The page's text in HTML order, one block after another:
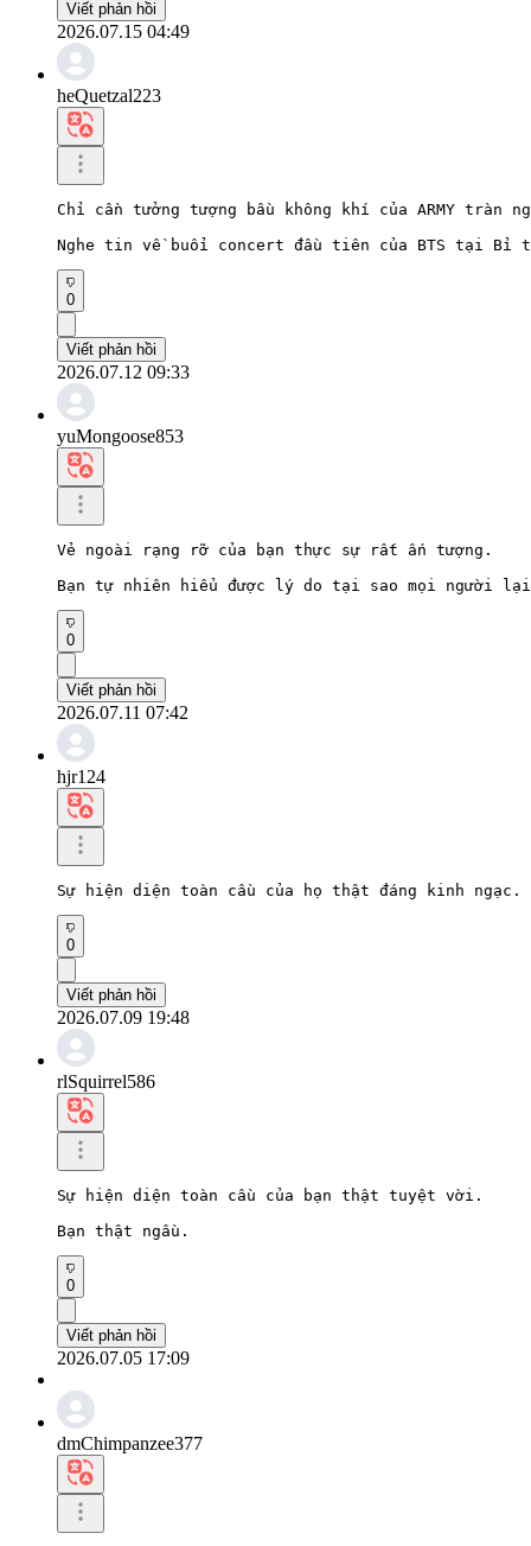
Viết phản hồi
2026.07.15 04:49
heQuetzal223
Chỉ cần tưởng tượng bầu không khí của ARMY
Nghe tin về buổi concert đầu tiên của BTS tại Bỉ
0
Viết phản hồi
2026.07.12 09:33
yuMongoose853
Vẻ ngoài rạng rỡ của bạn thực sự rất ấn tượng.
Bạn tự nhiên hiểu được lý do tại sao mọi người
0
Viết phản hồi
2026.07.11 07:42
hjr124
Sự hiện diện toàn cầu của họ thật đáng kinh
0
Viết phản hồi
2026.07.09 19:48
rlSquirrel586
Sự hiện diện toàn cầu của bạn thật tuyệt vời.
Bạn thật ngầu.
0
Viết phản hồi
2026.07.05 17:09
dmChimpanzee377